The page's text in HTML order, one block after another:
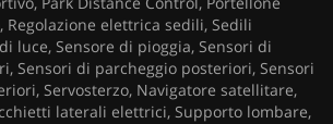
elettrica sedili, Sedili
luce, Sensore di pioggia, Sensori di
Sensori di parcheggio posteriori, Sensori
Servosterzo, Navigatore satellitare,
laterali elettrici, Supporto lombare,